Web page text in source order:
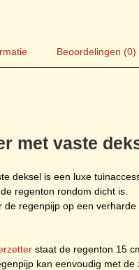
Beoordelingen (0)
met vaste
deksel is een luxe
regenton rondom dicht is.
regenpijp op een
staat de regenton 15
kan eenvoudig met de